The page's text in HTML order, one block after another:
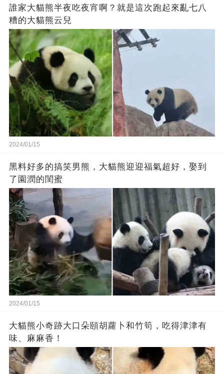
誰家大貓熊半夜吃夜宵啊？就是這次跑起來亂七八
糟的大貓熊云兒
2024/01/15
黑料好多的搞笑男熊，大貓熊迎迎福氣超好，娶到
了園潤的閨蜜
2024/01/15
大貓熊小奇跡大口朵頤胡蘿卜和竹筍，吃得津津有
味、麻麻香！